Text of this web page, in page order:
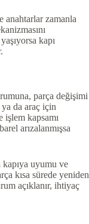
anahtarlar zamanla
kapı
parça değişimi
da araç için
işlem kapsamı
arızalanmışsa
uyumu ve
kısa sürede yeniden
açıklanır, ihtiyaç